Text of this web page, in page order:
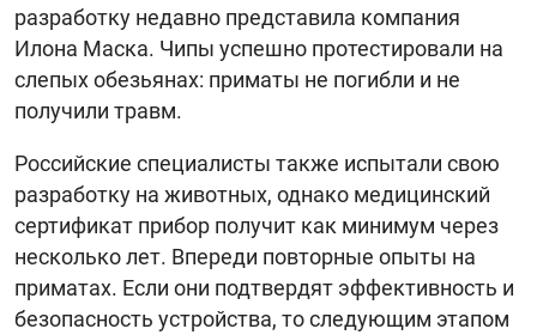
разработку недавно представила компания
Илона Маска. Чипы успешно протестировали на
слепых обезьянах: приматы не погибли и не
получили травм.
Российские специалисты также испытали свою
разработку на животных, однако медицинский
сертификат прибор получит как минимум через
несколько лет. Впереди повторные опыты на
приматах. Если они подтвердят эффективность и
безопасность устройства, то следующим этапом